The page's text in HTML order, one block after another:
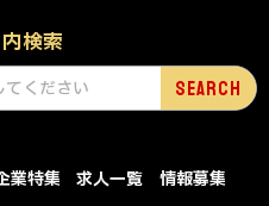
検索
業特集 求人一覧 情報募集